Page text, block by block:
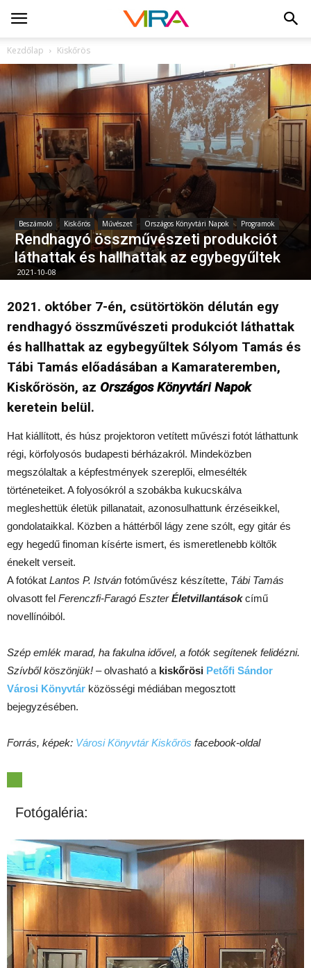
Kezdőlap Kiskőrös
Beszámoló Kiskőrös Művészet Országos Könyvtári Napok Programok
Rendhagyó összművészeti produkciót
láthattak és hallhattak az egybegyűltek
2021-10-08
2021. október 7-én, csütörtökön délután egy
rendhagyó összművészeti produkciót láthattak
és hallhattak az egybegyűltek Sólyom Tamás és
Tábi Tamás előadásában a Kamarateremben,
Kiskőrösön, az Országos Könyvtári Napok
keretein belül.
Hat kiállított, és húsz projektoron vetített művészi fotót láthattunk
régi, körfolyosós budapesti bérházakról. Mindeközben
megszólaltak a képfestmények szereplői, elmesélték
történeteiket. A folyosókról a szobákba kukucskálva
megleshettük életük pillanatait, azonosulhattunk érzéseikkel,
gondolataikkal. Közben a háttérből lágy zene szólt, egy gitár és
egy hegedű finoman kísérte ismert, és ismeretlenebb költők
énekelt verseit.
A fotókat Lantos P. István fotóművész készítette, Tábi Tamás
olvasott fel Ferenczfi-Faragó EszterÉletvillantásokcímű
novellínóiból.
Szép emlék marad, ha fakulna idővel, a fotók segítenek felidézni.
Szívből köszönjük! – olvasható a kiskőrösi Petőfi Sándor
Városi Könyvtár közösségi médiában megosztott
bejegyzésében.
Forrás, képek: Városi Könyvtár Kiskőrös facebook-oldal
Fotógaléria: